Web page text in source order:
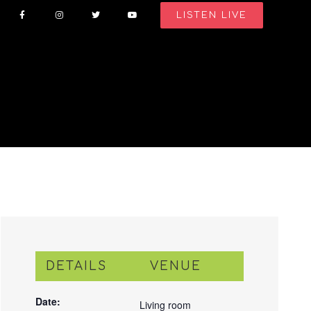
LISTEN LIVE
DETAILS
Date:
VENUE
Living room